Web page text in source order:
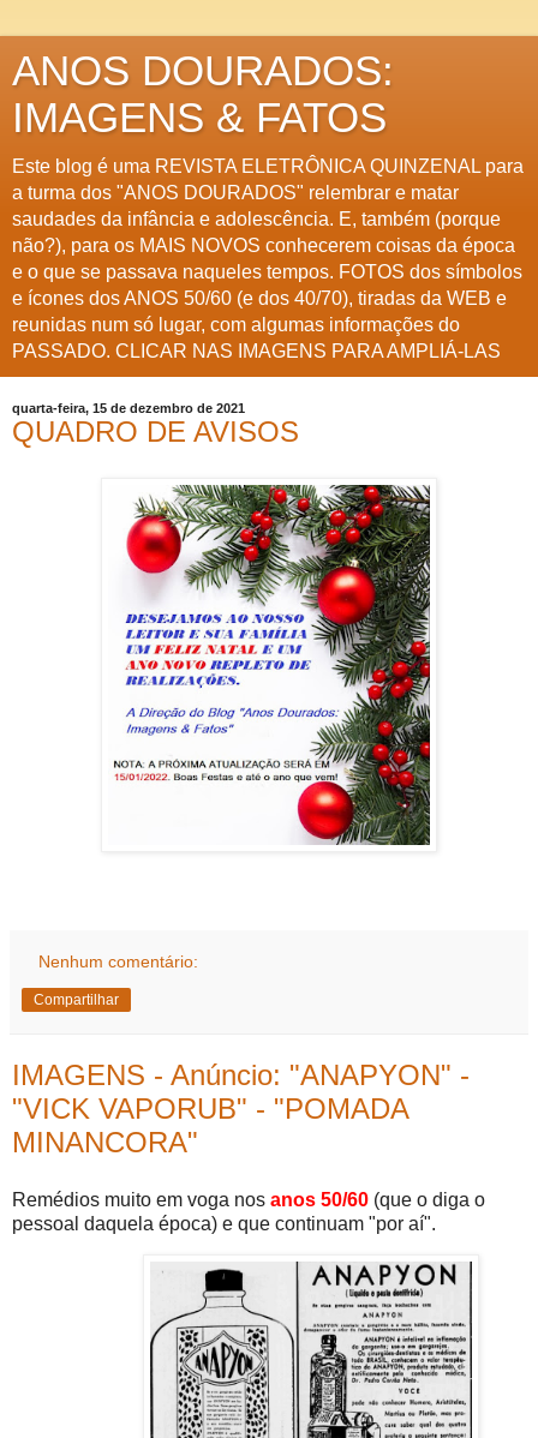
ANOS DOURADOS:
IMAGENS & FATOS
Este blog é uma REVISTA ELETRÔNICA QUINZENAL para
a turma dos "ANOS DOURADOS" relembrar e matar
saudades da infância e adolescência. E, também (porque
não?), para os MAIS NOVOS conhecerem coisas da época
e o que se passava naqueles tempos. FOTOS dos símbolos
e ícones dos ANOS 50/60 (e dos 40/70), tiradas da WEB e
reunidas num só lugar, com algumas informações do
PASSADO. CLICAR NAS IMAGENS PARA AMPLIÁ-LAS
quarta-feira, 15 de dezembro de 2021
QUADRO DE AVISOS
Nenhum comentário:
Compartilhar
IMAGENS - Anúncio: "ANAPYON" -
"VICK VAPORUB" - "POMADA
MINANCORA"
Remédios muito em voga nos anos 50/60 (que o diga o
pessoal daquela época) e que continuam "por aí".